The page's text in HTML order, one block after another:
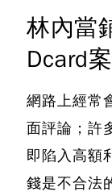
林內當
Dcard
網路上經常
面評論； 許
即陷入高額
錢是不合法